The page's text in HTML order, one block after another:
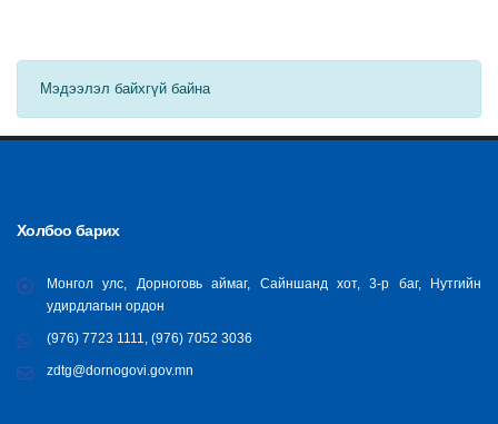
Мэдээлэл байхгүй байна
Холбоо барих
Монгол улс, Дорноговь аймаг, Сайншанд хот, 3-р баг, Нутгийн
удирдлагын ордон
(976) 7723 1111, (976) 7052 3036
zdtg@dornogovi.gov.mn